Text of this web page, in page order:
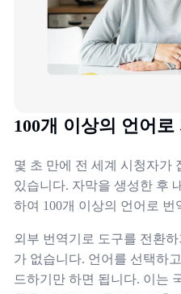
100개 이상의 언어로
몇 초 만에 전 세계 시청자가
있습니다. 자막을 생성한 후
하여 100개 이상의 언어로 번
외부 번역기로 도구를 전환
가 없습니다. 언어를 선택하
드하기만 하면 됩니다. 이는